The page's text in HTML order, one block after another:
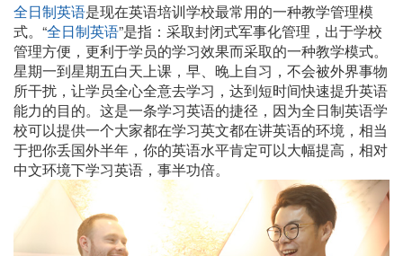
全日制英语是现在英语培训学校最常用的一种教学管理模
式。“全日制英语”是指：采取封闭式军事化管理，出于学校
管理方便，更利于学员的学习效果而采取的一种教学模式。
星期一到星期五白天上课，早、晚上自习，不会被外界事物
所干扰，让学员全心全意去学习，达到短时间快速提升英语
能力的目的。这是一条学习英语的捷径，因为全日制英语学
校可以提供一个大家都在学习英文都在讲英语的环境，相当
于把你丢国外半年，你的英语水平肯定可以大幅提高，相对
中文环境下学习英语，事半功倍。